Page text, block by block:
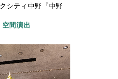
シティ中野『中野
空間演出